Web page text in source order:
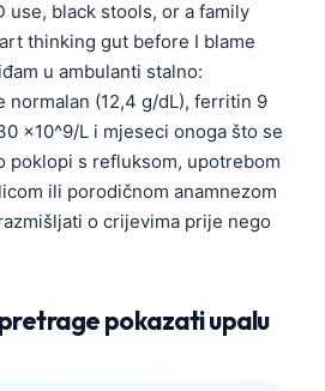
use, black stools, or a family
thinking gut before I blame
u ambulanti stalno:
normalan (12,4 g/dL), ferritin 9
x10^9/L i mjeseci onoga što se
poklopi s refluksom, upotrebom
ili porodičnom anamnezom
o crijevima prije nego
pokazati upalu